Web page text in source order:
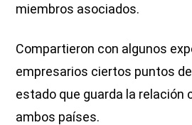
miembros asociados.
Compartieron con algunos
empresarios ciertos puntos
estado que guarda la relación
ambos países.